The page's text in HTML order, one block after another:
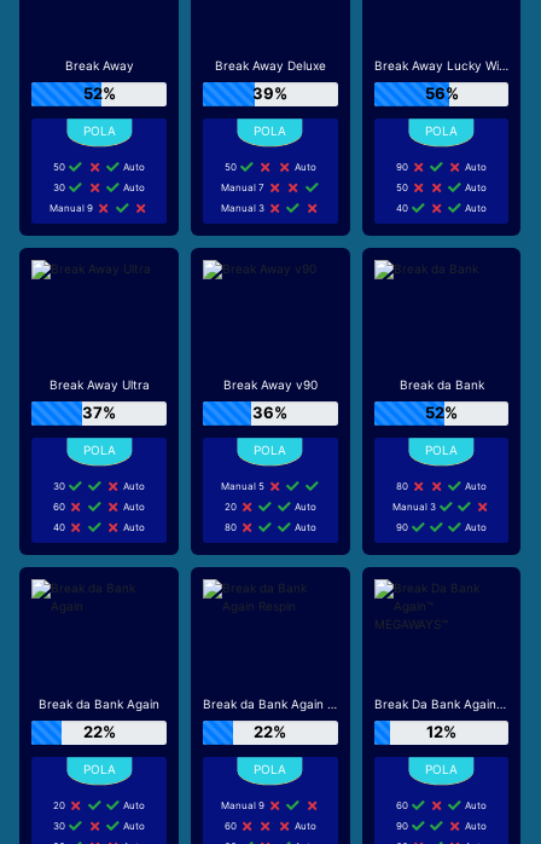
Break Away
52%
50
Auto
30
Auto
Manual 9
Break Away Deluxe
39%
50
Auto
Manual 7
Manual 3
Break Away Lucky Wilds
56%
90
Auto
50
Auto
40
Auto
Break Away Ultra
37%
30
Auto
60
Auto
40
Auto
Break Away v90
36%
Manual 5
20
Auto
80
Auto
Break da Bank
52%
80
Auto
Manual 3
90
Auto
Break da Bank Again
22%
20
Auto
30
Auto
Break da Bank Again Respin
22%
Manual 9
60
Auto
Break Da Bank Again™ MEGAWAYS™
12%
60
Auto
90
Auto